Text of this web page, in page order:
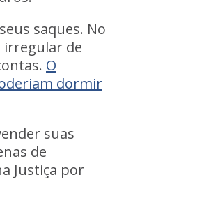
saques. No
irregular de
O
dormir
suas
de
Justiça por